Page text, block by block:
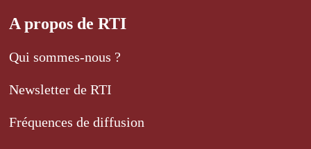
A propos de RTI
Qui sommes-nous ?
Newsletter de RTI
Fréquences de diffusion